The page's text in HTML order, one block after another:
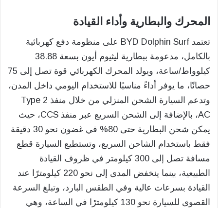
المحرك والبطارية وأداء القيادة
تعتمد BYD Dolphin Surf على منظومة دفع كهربائية
بالكامل، مدعومة ببطارية ليثيوم أيون بسعة 38.88
كيلوواط/ساعة، ويولد المحرك الكهربائي قوة تصل إلى 75
حصانًا، ما يوفر أداءً مناسبًا للاستخدام اليومي داخل المدن،
وتدعم السيارة الشحن المنزلي من خلال منفذ Type 2
AC، بالإضافة إلى الشحن السريع عبر منفذ CCS، حيث
يمكن شحن البطارية حتى 80% في غضون نحو 30 دقيقة
فقط باستخدام الشاحن السريع، وتستطيع السيارة قطع
مسافة تصل إلى 300 كيلومتر في ظروف القيادة
الطبيعية، بينما ينخفض المدى إلى نحو 220 كيلومترًا عند
القيادة بسرعات عالية وفي الطقس البارد، وتبلغ السرعة
القصوى للسيارة نحو 130 كيلومترًا في الساعة، وهي